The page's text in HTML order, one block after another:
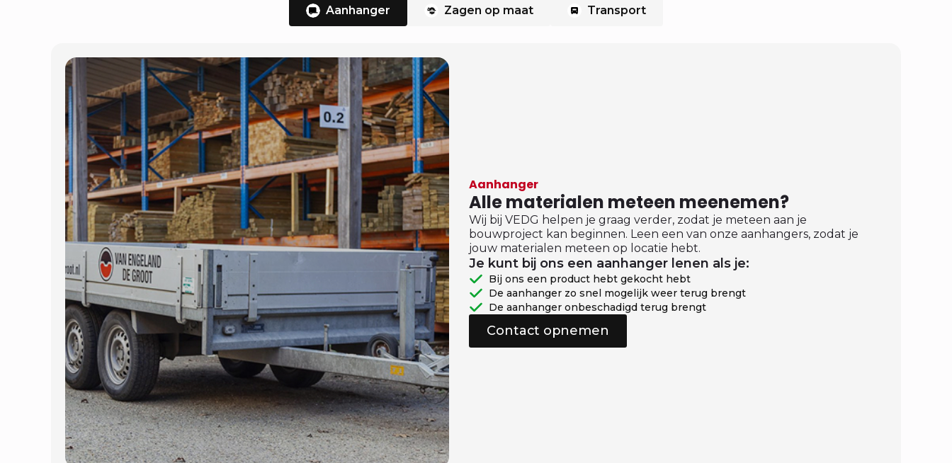
Aanhanger Zagen op maat Transport
Aanhanger
Alle materialen meteen meenemen?
Wij bij VEDG helpen je graag verder, zodat je meteen aan je
bouwproject kan beginnen. Leen een van onze aanhangers, zodat je
jouw materialen meteen op locatie hebt.
Je kunt bij ons een aanhanger lenen als je:
Bij ons een product hebt gekocht hebt
De aanhanger zo snel mogelijk weer terug brengt
De aanhanger onbeschadigd terug brengt
Contact opnemen